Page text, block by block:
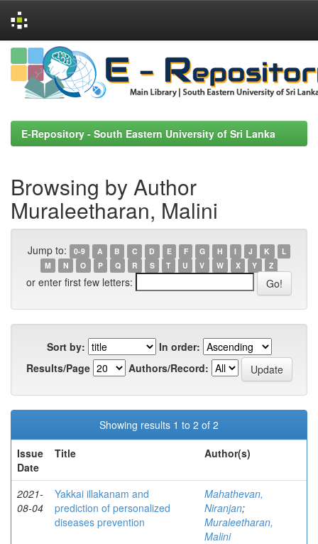
Skip
navigation
E-Repository - South Eastern University of Sri Lanka
Browsing by Author
Muraleetharan, Malini
Jump to: 0-9 A B C D E F G H I J K
L
M
N O P Q R S T U V W X Y Z
or enter first few letters:
Sort by:
In order:
Results/Page
Authors/Record:
Showing results 1 to 2 of 2
Issue
Date
Title Author(s)
2021-
08-04
Yakkai illakanam and
prediction of personalized
diseases prevention
Mahathevan,
Niranjan;
Muraleetharan,
Malini